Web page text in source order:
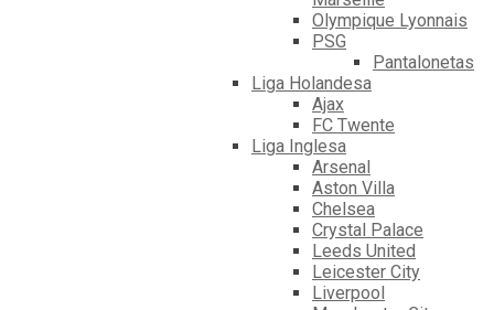
Olympique Lyonnais
PSG
Pantalonetas
Liga Holandesa
Ajax
FC Twente
Liga Inglesa
Arsenal
Aston Villa
Chelsea
Crystal Palace
Leeds United
Leicester City
Liverpool